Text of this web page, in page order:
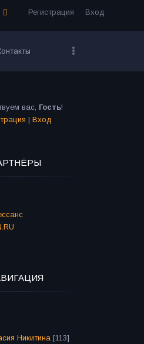
Регистрация Вход
вас, Гость!
| Вход
Никитина [113]